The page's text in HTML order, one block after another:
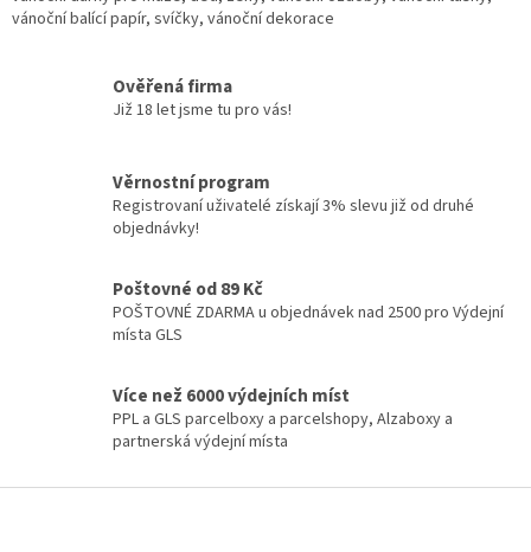
á
í
v
k
y
i
vánoční balící papír, svíčky, vánoční dekorace
Ověřená firma
Již 18 let jsme tu pro vás!
Věrnostní program
Registrovaní uživatelé získají 3% slevu již od druhé
objednávky!
Poštovné od 89 Kč
POŠTOVNÉ ZDARMA u objednávek nad 2500 pro Výdejní
místa GLS
Více než 6000 výdejních míst
PPL a GLS parcelboxy a parcelshopy, Alzaboxy a
partnerská výdejní místa